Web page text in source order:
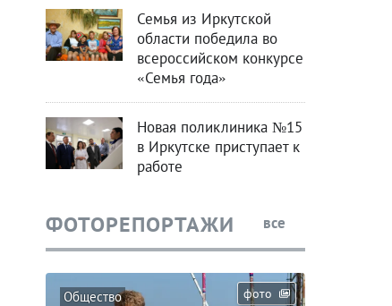
Семья из Иркутской
области победила во
всероссийском конкурсе
«Семья года»
Новая поликлиника №15
в Иркутске приступает к
работе
ФОТОРЕПОРТАЖИ все
фото
Общество